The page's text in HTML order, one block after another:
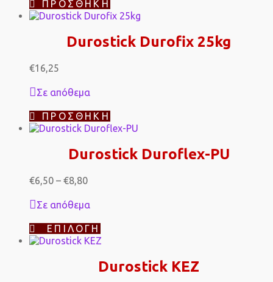
ΠΡΟΣΘΉΚΗ
Durostick Durofix 25kg
€16,25
Σε απόθεμα
ΠΡΟΣΘΉΚΗ
Durostick Duroflex-PU
€6,50 – €8,80Price
€6,50
€8,80
Σε απόθεμα
ΕΠΙΛΟΓΉ Αυτό
το
έχει
πολλαπλές
Durostick KEZ